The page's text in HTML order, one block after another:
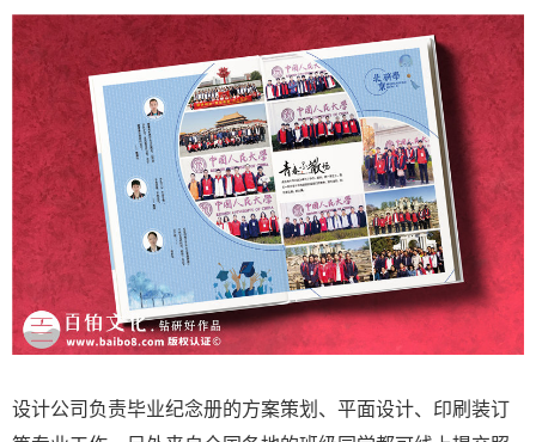
设计公司负责毕业纪念册的方案策划、平面设计、印刷装订